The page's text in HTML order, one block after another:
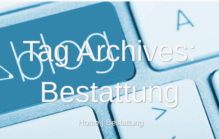
Tag Archives:
Bestattung
Home | Bestattung